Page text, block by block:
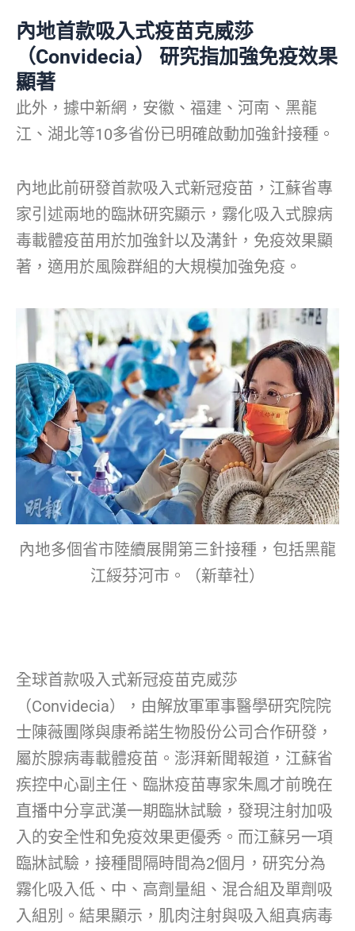
內地首款吸入式疫苗克威莎
（Convidecia） 研究指加強免疫效果
顯著
此外，據中新網，安徽、福建、河南、黑龍
江、湖北等10多省份已明確啟動加強針接種。
內地此前研發首款吸入式新冠疫苗，江蘇省專
家引述兩地的臨牀研究顯示，霧化吸入式腺病
毒載體疫苗用於加強針以及溝針，免疫效果顯
著，適用於風險群組的大規模加強免疫。
內地多個省市陸續展開第三針接種，包括黑龍
江綏芬河市。（新華社）
全球首款吸入式新冠疫苗克威莎
（Convidecia），由解放軍軍事醫學研究院院
士陳薇團隊與康希諾生物股份公司合作研發，
屬於腺病毒載體疫苗。澎湃新聞報道，江蘇省
疾控中心副主任、臨牀疫苗專家朱鳳才前晚在
直播中分享武漢一期臨牀試驗，發現注射加吸
入的安全性和免疫效果更優秀。而江蘇另一項
臨牀試驗，接種間隔時間為2個月，研究分為
霧化吸入低、中、高劑量組、混合組及單劑吸
入組別。結果顯示，肌肉注射與吸入組真病毒